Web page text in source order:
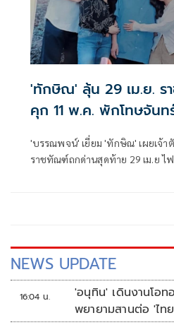
'ทักษิณ' ลุ้น 29 เม.ย. ร
คุก 11 พ.ค. พักโทษจันท
'บรรณพจน์' เยี่ยม 'ทักษิณ' เผยเจ้า
ราชทัณฑ์ถกด่านสุดท้าย 29 เม.ย ไฟเขียวพ้นคุก 11 พ.ค. ยันยื่น
NEWS UPDATE
16:04 น.
'อนุทิน' เดินงานโอ
พยายามสานต่อ 'ไท